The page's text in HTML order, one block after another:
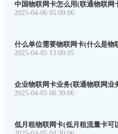
中国物联网卡怎么用(联通物联网
2025-04-06 05:00:06
什么单位需要物联网卡(什么是物
2025-04-05 13:00:05
企业物联网卡业务(联通物联网业
2025-04-05 06:30:06
低月租物联网卡(低月租流量卡可